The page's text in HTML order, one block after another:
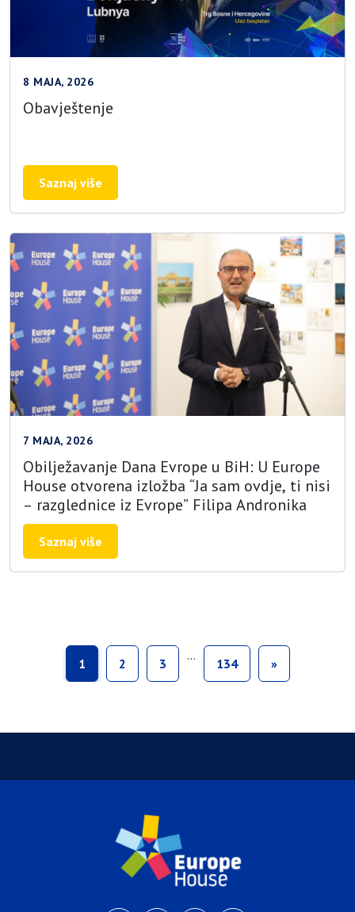
8 MAJA, 2026
Obavještenje
Saznaj više
7 MAJA, 2026
Obilježavanje Dana Evrope u BiH: U Europe
House otvorena izložba “Ja sam ovdje, ti nisi
– razglednice iz Evrope” Filipa Andronika
Saznaj više
1 2 3
…
134 »